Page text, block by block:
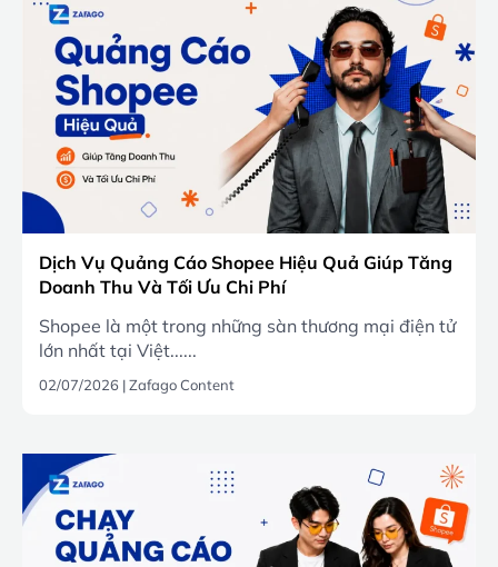
Dịch Vụ Quảng Cáo Shopee Hiệu Quả Giúp Tăng
Doanh Thu Và Tối Ưu Chi Phí
Shopee là một trong những sàn thương mại điện tử
lớn nhất tại Việt......
02/07/2026 |Zafago Content